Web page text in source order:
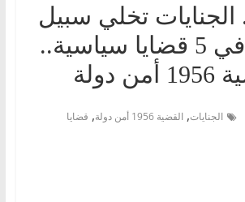
الجنايات تخلي سبيل
12 متهما في 5 قضايا سياسية..
الجنايات, القضية 1956 أمن دولة , قضايا